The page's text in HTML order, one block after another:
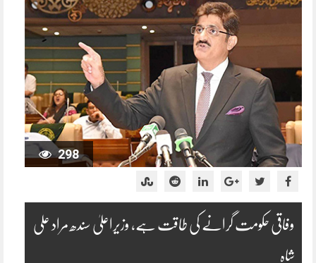
298
وفاقی حکومت گرانے کی طاقت ہے، وزیراعلیٰ سندھ مراد علی
شاہ